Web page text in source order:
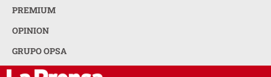
PREMIUM
OPINION
GRUPO OPSA